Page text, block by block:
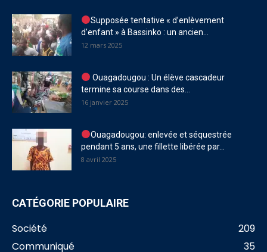
Supposée tentative « d’enlèvement
d’enfant » à Bassinko : un ancien...
12 mars 2025
Ouagadougou : Un élève cascadeur
termine sa course dans des...
16 janvier 2025
Ouagadougou: enlevée et séquestrée
pendant 5 ans, une fillette libérée par...
8 avril 2025
CATÉGORIE POPULAIRE
Société
209
Communiqué
35